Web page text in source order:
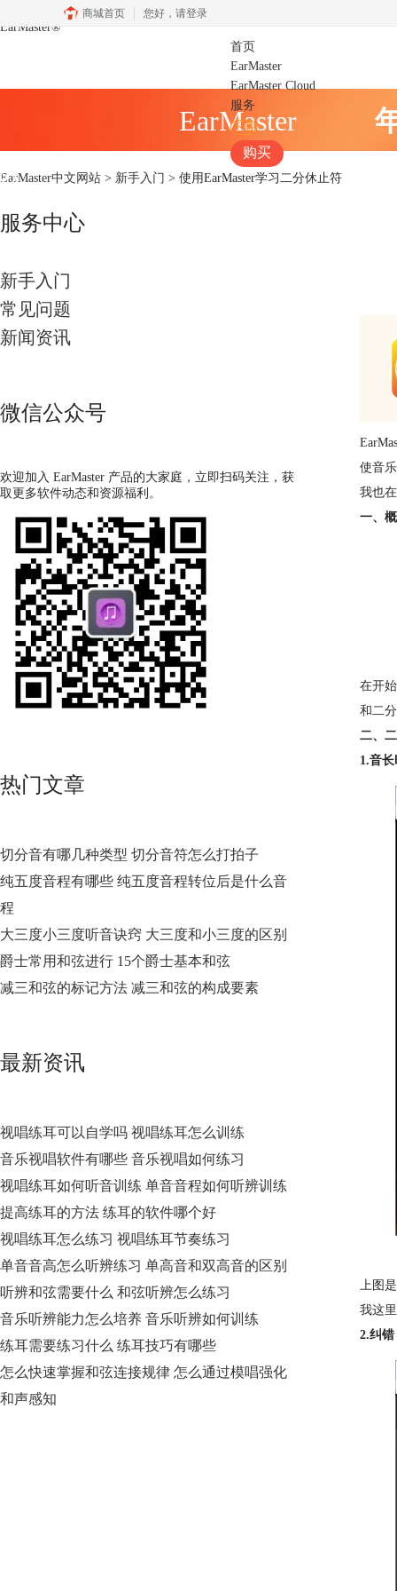
商城首页 您好， 请登录
EarMaster®
首页
EarMaster
EarMaster Cloud
服务
下载
购买
EarMaster
EarMaster中文网站 > 新手入门 > 使用EarMaster学习二分休止符
服务中心
新手入门
常见问题
新闻资讯
微信公众号
欢迎加入 EarMaster 产品的大家庭，立即扫码关注，获
取更多软件动态和资源福利。
热门文章
切分音有哪几种类型 切分音符怎么打拍子
纯五度音程有哪些 纯五度音程转位后是什么音
程
大三度小三度听音诀窍 大三度和小三度的区别
爵士常用和弦进行 15个爵士基本和弦
减三和弦的标记方法 减三和弦的构成要素
最新资讯
视唱练耳可以自学吗 视唱练耳怎么训练
音乐视唱软件有哪些 音乐视唱如何练习
视唱练耳如何听音训练 单音音程如何听辨训练
提高练耳的方法 练耳的软件哪个好
视唱练耳怎么练习 视唱练耳节奏练习
单音音高怎么听辨练习 单高音和双高音的区别
听辨和弦需要什么 和弦听辨怎么练习
音乐听辨能力怎么培养 音乐听辨如何训练
练耳需要练习什么 练耳技巧有哪些
怎么快速掌握和弦连接规律 怎么通过模唱强化
和声感知
使音
我也
一、
在开
和二
二、
1.音
上图
我这
2.纠错